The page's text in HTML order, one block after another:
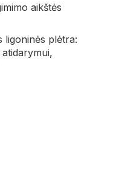
aikštės
ligoninės plėtra: